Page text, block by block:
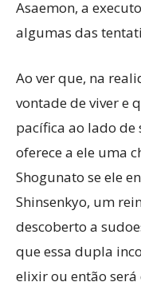
Asaemon, a
algumas das
Ao ver que, na
vontade de viver e
pacífica ao lado
oferece a ele uma
Shogunato se ele
Shinsenkyo, um
descoberto a
que essa dupla
elixir ou então